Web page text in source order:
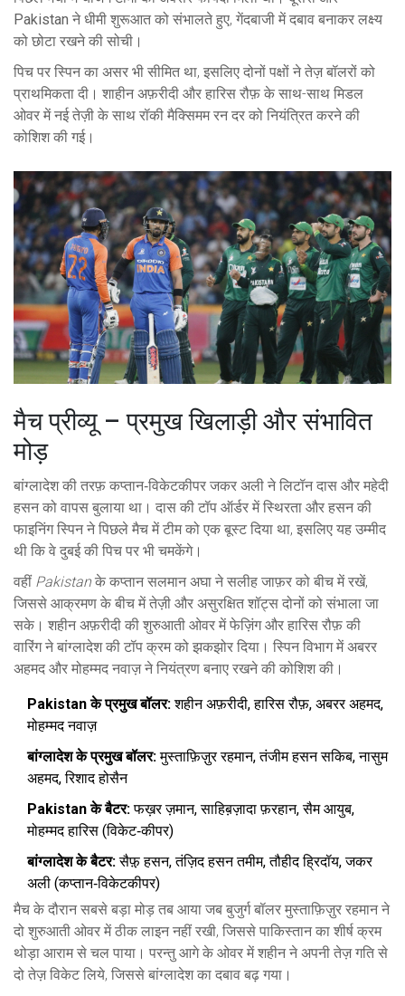
Pakistan ने धीमी शुरूआत को संभालते हुए, गेंदबाजी में दबाव बनाकर लक्ष्य
को छोटा रखने की सोची।
पिच पर स्पिन का असर भी सीमित था, इसलिए दोनों पक्षों ने तेज़ बॉलरों को
प्राथमिकता दी। शाहीन अफ़रीदी और हारिस रौफ़ के साथ-साथ मिडल
ओवर में नई तेज़ी के साथ रॉकी मैक्सिमम रन दर को नियंत्रित करने की
कोशिश की गई।
मैच प्रीव्यू – प्रमुख खिलाड़ी और संभावित
मोड़
बांग्लादेश की तरफ़ कप्तान‑विकेटकीपर जकर अली ने लिटॉन दास और महेदी
हसन को वापस बुलाया था। दास की टॉप ऑर्डर में स्थिरता और हसन की
फाइनिंग स्पिन ने पिछले मैच में टीम को एक बूस्ट दिया था, इसलिए यह उम्मीद
थी कि वे दुबई की पिच पर भी चमकेंगे।
वहीं Pakistan के कप्तान सलमान अघा ने सलीह जाफ़र को बीच में रखें,
जिससे आक्रमण के बीच में तेज़ी और असुरक्षित शॉट्स दोनों को संभाला जा
सके। शहीन अफ़रीदी की शुरुआती ओवर में फेज़िंग और हारिस रौफ़ की
वारिंग ने बांग्लादेश की टॉप क्रम को झकझोर दिया। स्पिन विभाग में अबरर
अहमद और मोहम्मद नवाज़ ने नियंत्रण बनाए रखने की कोशिश की।
Pakistan के प्रमुख बॉलर:शहीन अफ़रीदी, हारिस रौफ़, अबरर अहमद,
मोहम्मद नवाज़
बांग्लादेश के प्रमुख बॉलर:मुस्ताफ़िज़ुर रहमान, तंजीम हसन सकिब, नासुम
अहमद, रिशाद होसैन
Pakistan के बैटर:फख़र ज़मान, साहिब़ज़ादा फ़रहान, सैम आयुब,
मोहम्मद हारिस (विकेट‑कीपर)
बांग्लादेश के बैटर:सैफ़़ हसन, तंज़िद हसन तमीम, तौहीद ह्रिदॉय, जकर
अली (कप्तान‑विकेटकीपर)
मैच के दौरान सबसे बड़ा मोड़ तब आया जब बुजुर्ग बॉलर मुस्ताफ़िज़ुर रहमान ने
दो शुरुआती ओवर में ठीक लाइन नहीं रखी, जिससे पाकिस्तान का शीर्ष क्रम
थोड़ा आराम से चल पाया। परन्तु आगे के ओवर में शहीन ने अपनी तेज़ गति से
दो तेज़ विकेट लिये, जिससे बांग्लादेश का दबाव बढ़ गया।